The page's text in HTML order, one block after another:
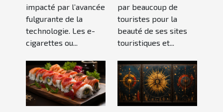
impacté par l’avancée
fulgurante de la
technologie. Les e-
cigarettes ou...
par beaucoup de
touristes pour la
beauté de ses sites
touristiques et...